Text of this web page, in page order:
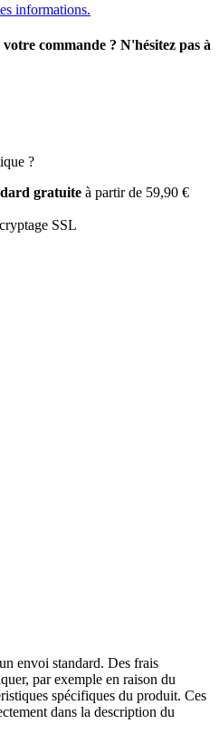
informations.
commande ? N'hésitez pas à
?
gratuite à partir de 59,90 €
SSL
envoi standard. Des frais
par exemple en raison du
spécifiques du produit. Ces
dans la description du